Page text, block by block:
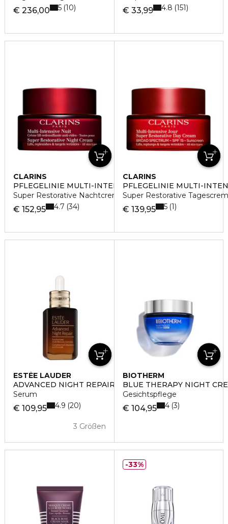
€ 236,00 5 10 € 33,99 4.8 151
CLARINS
PFLEGELINIE MULTI-INTENSIVE
Super Restorative Nachtcreme
€ 152,95 4.7 34
CLARINS
PFLEGELINIE MULTI-
Super Restorative
€ 139,95 5 1
ESTÉE LAUDER
ADVANCED NIGHT REPAIR
Serum
€ 109,95
3 Größen
4.9 20
BIOTHERM
BLUE THERAPY NIGHT
Gesichtspflege
€ 104,95 4 3
33%